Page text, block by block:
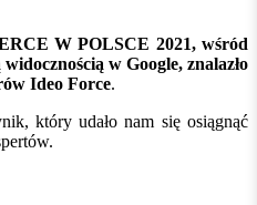
W POLSCE 2021, wśród
w Google, znalazło
Ideo Force.
który udało nam się osiągnąć